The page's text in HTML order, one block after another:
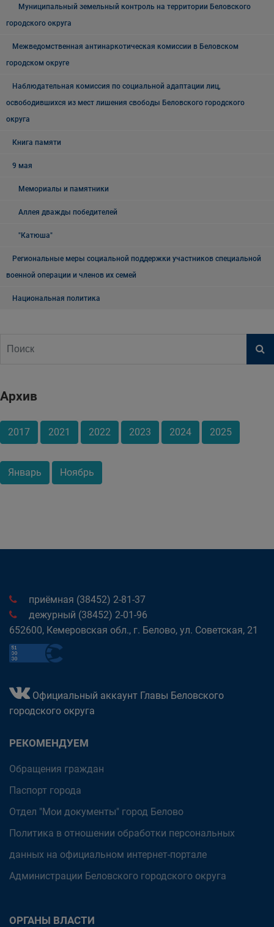
Муниципальный земельный контроль на территории Беловского
городского округа
Межведомственная антинаркотическая комиссии в Беловском
городском округе
Наблюдательная комиссия по социальной адаптации лиц,
освободившихся из мест лишения свободы Беловского городского
округа
Книга памяти
9 мая
Мемориалы и памятники
Аллея дважды победителей
"Катюша"
Региональные меры социальной поддержки участников специальной
военной операции и членов их семей
Национальная политика
Архив
2017 2021 2022 2023 2024 2025
Январь Ноябрь
приёмная (38452) 2-81-37
дежурный (38452) 2-01-96
652600, Кемеровская обл., г. Белово, ул. Советская, 21
Официальный аккаунт Главы Беловского
городского округа
РЕКОМЕНДУЕМ
Обращения граждан
Паспорт города
Отдел "Мои документы" город Белово
Политика в отношении обработки персональных
данных на официальном интернет-портале
Администрации Беловского городского округа
ОРГАНЫ ВЛАСТИ